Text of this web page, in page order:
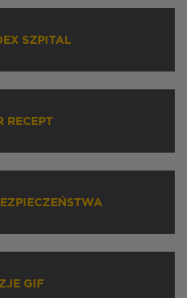
SZPITAL
RECEPT
GIF